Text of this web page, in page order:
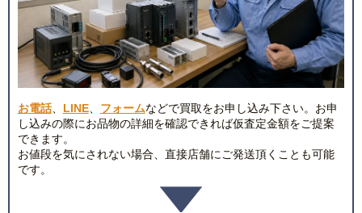
お電話、 LINE、 フォームなどで買取をお申し込み下さい。お申
し込みの際にお品物の詳細を確認できれば仮査定金額をご提案
できます。
お値段を気にされない場合、直接店舗にご発送頂くことも可能
です。